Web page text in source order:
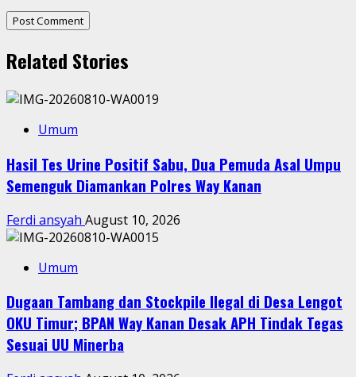
Related Stories
Umum
Hasil Tes Urine Positif Sabu, Dua Pemuda Asal Umpu
Semenguk Diamankan Polres Way Kanan
Ferdi ansyah August 10, 2026
Umum
Dugaan Tambang dan Stockpile Ilegal di Desa Lengot
OKU Timur; BPAN Way Kanan Desak APH Tindak Tegas
Sesuai UU Minerba